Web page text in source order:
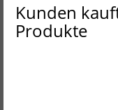
Kunden
Produkte